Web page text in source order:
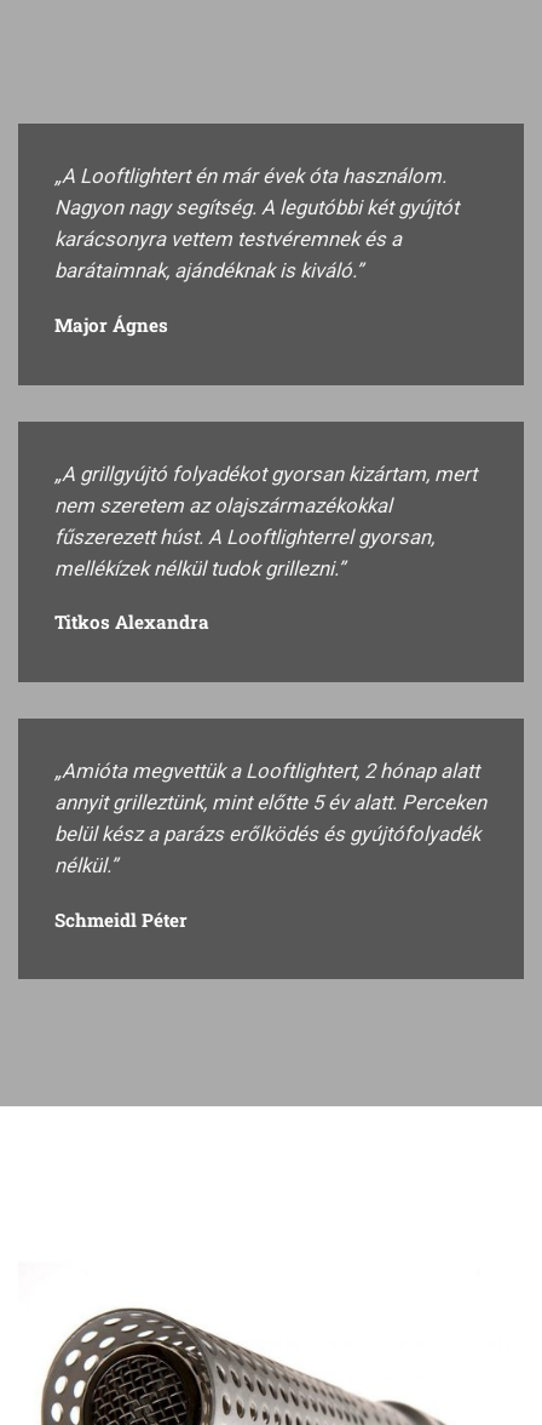
„A Looftlightert én már évek óta használom.
Nagyon nagy segítség. A legutóbbi két gyújtót
karácsonyra vettem testvéremnek és a
barátaimnak, ajándéknak is kiváló.”
Major Ágnes
„A grillgyújtó folyadékot gyorsan kizártam, mert
nem szeretem az olajszármazékokkal
fűszerezett húst. A Looftlighterrel gyorsan,
mellékízek nélkül tudok grillezni.”
Titkos Alexandra
„Amióta megvettük a Looftlightert, 2 hónap alatt
annyit grilleztünk, mint előtte 5 év alatt. Perceken
belül kész a parázs erőlködés és gyújtófolyadék
nélkül.”
Schmeidl Péter